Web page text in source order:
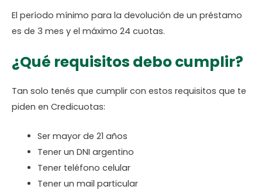
El período mínimo para la devolución de un préstamo
es de 3 mes y el máximo 24 cuotas.
¿Qué requisitos debo cumplir?
Tan solo tenés que cumplir con estos requisitos que te
piden en Credicuotas:
Ser mayor de 21 años
Tener un DNI argentino
Tener teléfono celular
Tener un mail particular